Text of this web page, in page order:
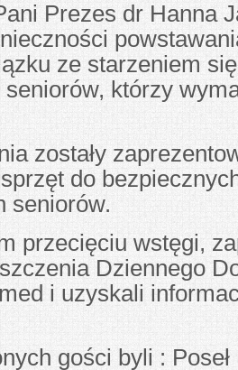
Prezes dr Hanna
ze starzeniem
którzy
zostały
do
seniorów.
przecięciu wstęgi,
Dziennego
i uzyskali
gości byli : Poseł